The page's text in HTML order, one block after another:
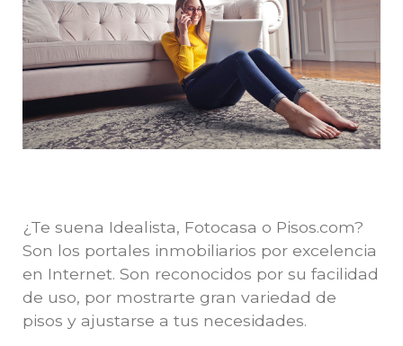
¿Te suena Idealista, Fotocasa o Pisos.com?
Son los portales inmobiliarios por excelencia
en Internet. Son reconocidos por su facilidad
de uso, por mostrarte gran variedad de
pisos y ajustarse a tus necesidades.